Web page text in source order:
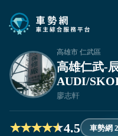
高雄市 仁武區
高雄仁武-
AUDI/
廖志軒
4.5 車勢網